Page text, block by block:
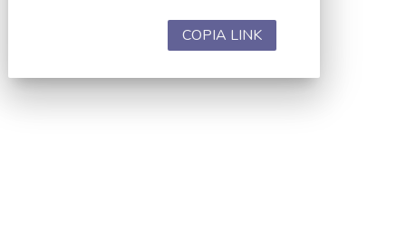
COPIA LINK